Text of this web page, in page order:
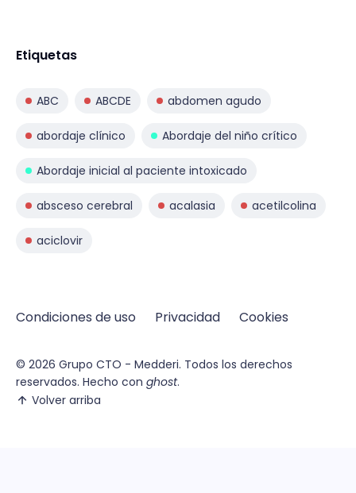
Etiquetas
ABC ABCDE abdomen agudo
abordaje clínico Abordaje del niño crítico
Abordaje inicial al paciente intoxicado
absceso cerebral acalasia acetilcolina
aciclovir
Condiciones de uso Privacidad Cookies
© 2026 Grupo CTO - Medderi. Todos los derechos
reservados. Hecho con ghost.
Volver arriba